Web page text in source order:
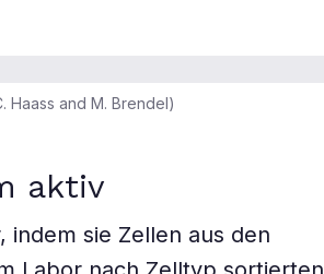
Haass and M. Brendel)
aktiv
indem sie Zellen aus den